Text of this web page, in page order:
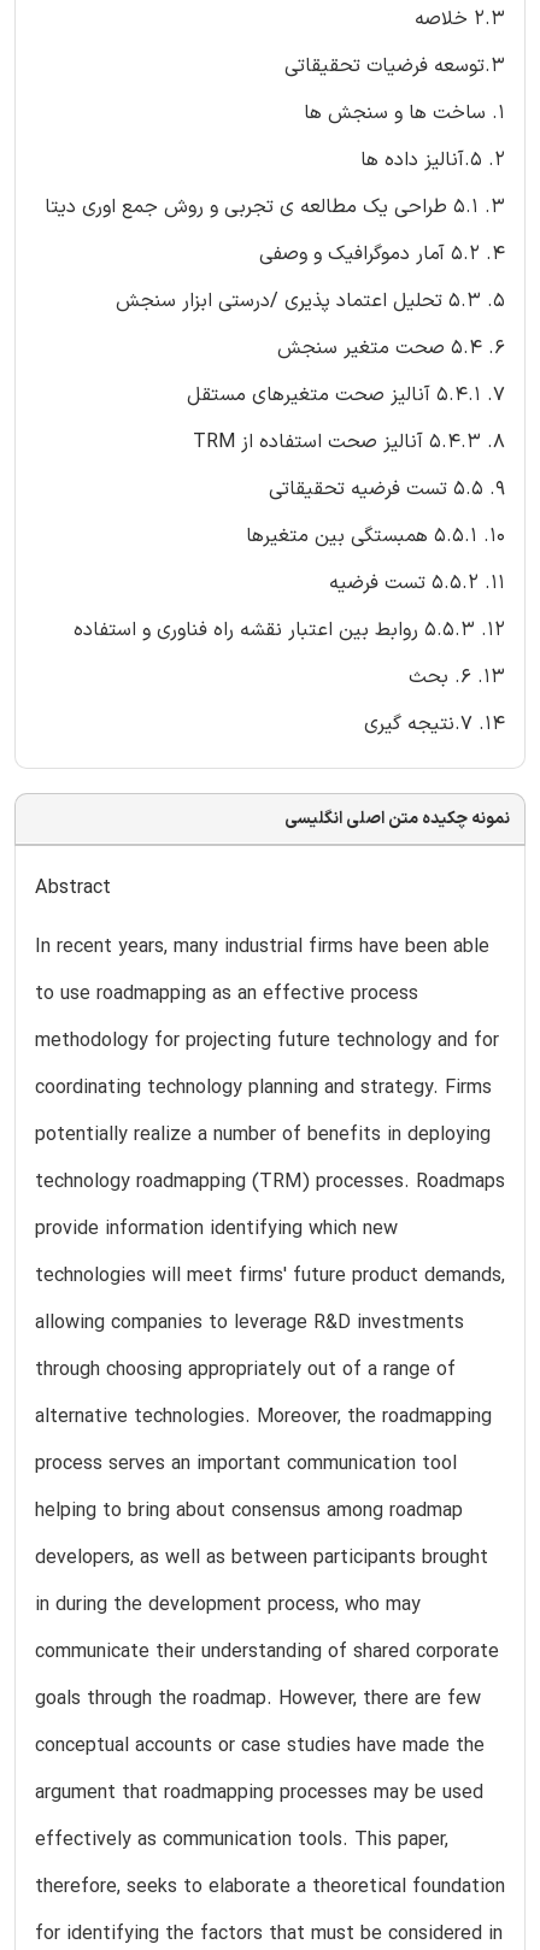
2.3 خلاصه
3.توسعه فرضیات تحقیقاتی
1. ساخت ها و سنجش ها
2. 5.آنالیز داده ها
3. 5.1 طراحی یک مطالعه ی تجربی و روش جمع اوری دیتا
4. 5.2 آمار دموگرافیک و وصفی
5. 5.3 تحلیل اعتماد پذیری /درستی ابزار سنجش
6. 5.4 صحت متغیر سنجش
7. 5.4.1 آنالیز صحت متغیرهای مستقل
8. 5.4.3 آنالیز صحت استفاده از TRM
9. 5.5 تست فرضیه تحقیقاتی
10. 5.5.1 همبستگی بین متغیرها
11. 5.5.2 تست فرضیه
12. 5.5.3 روابط بین اعتبار نقشه راه فناوری و استفاده
13. 6. بحث
14. 7.نتیجه گیری
نمونه چکیده متن اصلی انگلیسی
Abstract
In recent years, many industrial firms have been able
to use roadmapping as an effective process
methodology for projecting future technology and for
coordinating technology planning and strategy. Firms
potentially realize a number of benefits in deploying
technology roadmapping (TRM) processes. Roadmaps
provide information identifying which new
technologies will meet firms' future product demands,
allowing companies to leverage R&D investments
through choosing appropriately out of a range of
alternative technologies. Moreover, the roadmapping
process serves an important communication tool
helping to bring about consensus among roadmap
developers, as well as between participants brought
in during the development process, who may
communicate their understanding of shared corporate
goals through the roadmap. However, there are few
conceptual accounts or case studies have made the
argument that roadmapping processes may be used
effectively as communication tools. This paper,
therefore, seeks to elaborate a theoretical foundation
for identifying the factors that must be considered in